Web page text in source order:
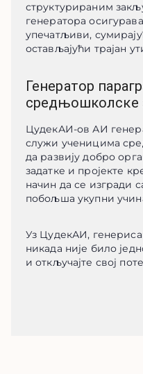
структурираним
генератора
упечатљиви,
остављајући трајан
Генератор
средњошколске
ЦудекАИ-ов АИ
служи ученицима
да развију добро
задатке и пројекте
начин да се изгради
побољша укупни
Уз ЦудекАИ,
никада није било
и откључајте свој